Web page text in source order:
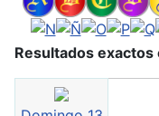
Resultados exactos